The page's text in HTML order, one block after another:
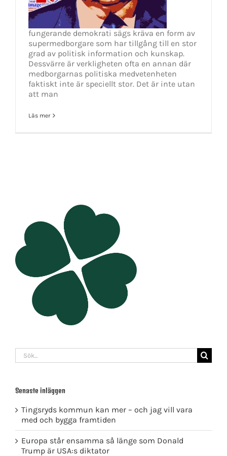
fungerande demokrati sägs kräva en form av
supermedborgare som har tillgång till en stor
grad av politisk information och kunskap.
Dessvärre är verkligheten ofta en annan där
medborgarnas politiska medvetenheten
faktiskt inte är speciellt stor. Det är inte utan
att man
Läs mer
Sök
efter:
Senaste inläggen
Tingsryds kommun kan mer – och jag vill vara
med och bygga framtiden
Europa står ensamma så länge som Donald
Trump är USA:s diktator